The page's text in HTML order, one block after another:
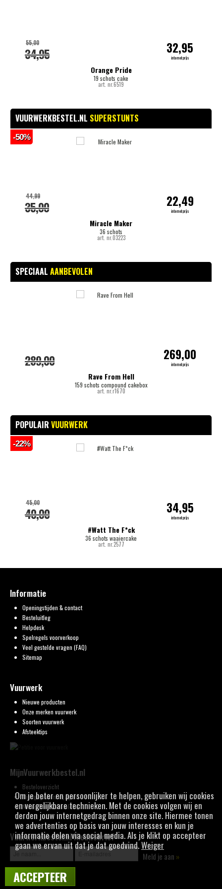
Orange Pride
19 schots cake
art. nr.6519
34,95
55,00 32,95
internetprijs
VUURWERKBESTEL.NL SUPERSTUNTS
Miracle Maker
36 schots
art. nr.03223
35,00
44,99 22,49
internetprijs
-50%
SPECIAAL AANBEVOLEN
Rave From Hell
159 schots compound cakebox
art. nr.r1670
289,00 269,00
internetprijs
POPULAIR VUURWERK
#Watt The F*ck
36 schots waaiercake
art. nr.2577
40,00
45,00 34,95
internetprijs
-22%
Informatie
Openingstijden & contact
Besteluitleg
Helpdesk
Spelregels voorverkoop
Veel gestelde vragen (FAQ)
Sitemap
Vuurwerk
Nieuwe producten
Onze merken vuurwerk
Soorten vuurwerk
Afsteektips
MijnVuurwerkbestel.nl
Besteloverzicht
Mijn gegevens wijzigen
Nieuwsbrief aanmelding
Vuurwerkbestel.nl Nieuwsbrief
Meld je aan »
Om je beter en persoonlijker te helpen, gebruiken wij cookies
en vergelijkbare technieken. Met de cookies volgen wij en
derden jouw internetgedrag binnen onze site. Hiermee tonen
we advertenties op basis van jouw interesses en kun je
informatie delen via social media. Als je klikt op accepteer
gaan we ervan uit dat je dat goedvind.Weiger
ACCEPTEER